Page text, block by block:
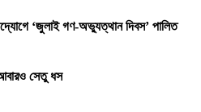
‘জুলাই গণ-অভ্যুত্থান দিবস’ পালিত
আবারও সেতু ধস